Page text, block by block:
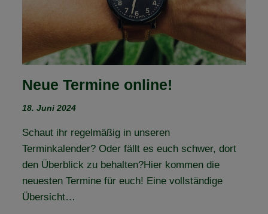
Neue Termine online!
18. Juni 2024
Schaut ihr regelmäßig in unseren
Terminkalender? Oder fällt es euch schwer, dort
den Überblick zu behalten?Hier kommen die
neuesten Termine für euch! Eine vollständige
Übersicht…